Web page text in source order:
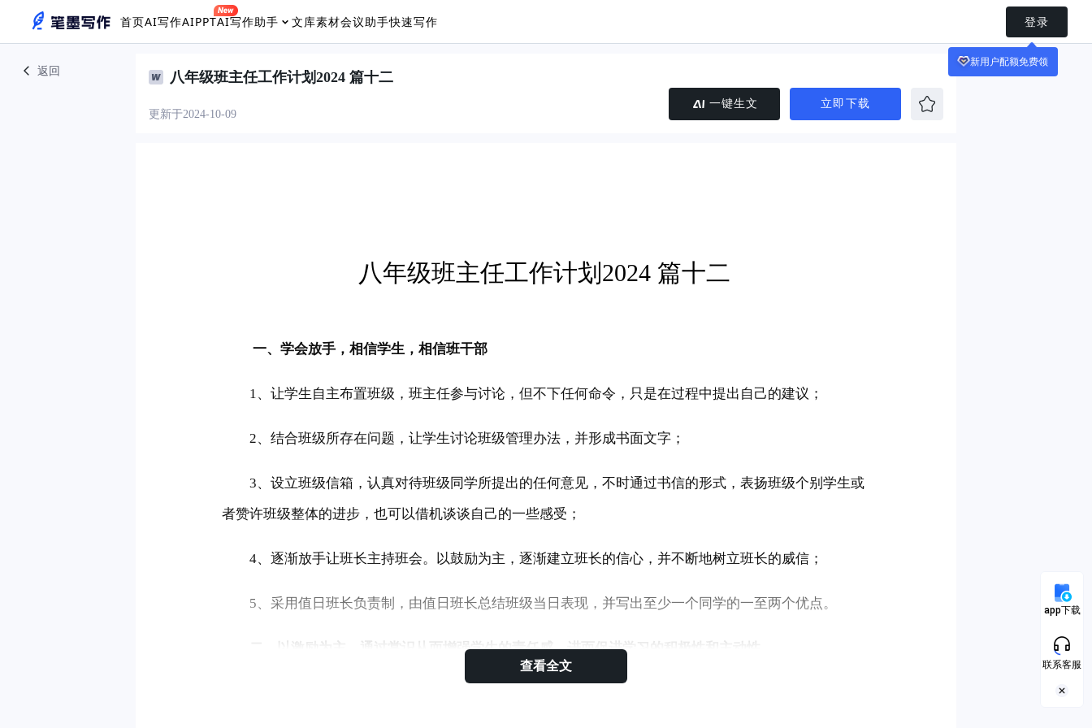
首页AI写作AIPPTAI写作助手 文库素材会议助手快速写作 登录
app下载
联系客服
返回 八年级班主任工作计划2024 篇十二
更新于2024-10-09
一键生文 立即下载
八年级班主任工作计划2024 篇十二
一、学会放手，相信学生，相信班干部
1、让学生自主布置班级，班主任参与讨论，但不下任何命令，只是在过程中提出自己的建议；
2、结合班级所存在问题，让学生讨论班级管理办法，并形成书面文字；
3、设立班级信箱，认真对待班级同学所提出的任何意见，不时通过书信的形式，表扬班级个别学生或
者赞许班级整体的进步，也可以借机谈谈自己的一些感受；
4、逐渐放手让班长主持班会。以鼓励为主，逐渐建立班长的信心，并不断地树立班长的威信；
5、采用值日班长负责制，由值日班长总结班级当日表现，并写出至少一个同学的一至两个优点。
二、以激励为主，通过赏识从而增强学生的责任感，进而促进学习的积极性和主动性
查看全文